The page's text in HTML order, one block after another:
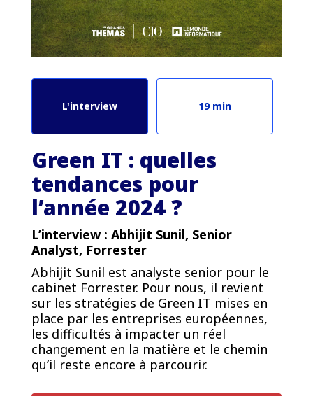
L'interview 19 min
Green IT : quelles
tendances pour
l’année 2024 ?
L’interview : Abhijit Sunil, Senior
Analyst, Forrester
Abhijit Sunil est analyste senior pour le
cabinet Forrester. Pour nous, il revient
sur les stratégies de Green IT mises en
place par les entreprises européennes,
les difficultés à impacter un réel
changement en la matière et le chemin
qu’il reste encore à parcourir.
PREMIUM